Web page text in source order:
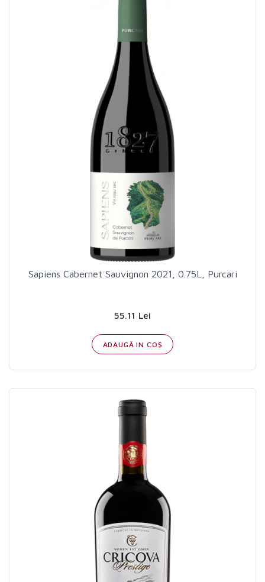
Sapiens Cabernet Sauvignon 2021, 0.75L, Purcari
55.11 Lei
ADAUGĂ IN COŞ